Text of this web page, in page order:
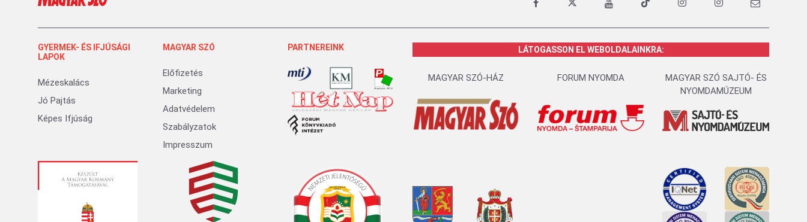
GYERMEK- ÉS IFJÚSÁGI
LAPOK
Mézeskalács
Jó Pajtás
Képes Ifjúság
MAGYAR SZÓ
Előfizetés
Marketing
Adatvédelem
Szabályzatok
Impresszum
PARTNEREINK LÁTOGASSON EL WEBOLDALAINKRA:
MAGYAR SZÓ-HÁZ FORUM NYOMDA
MAGYAR SZÓ SAJTÓ- ÉS
NYOMDAMÚZEUM